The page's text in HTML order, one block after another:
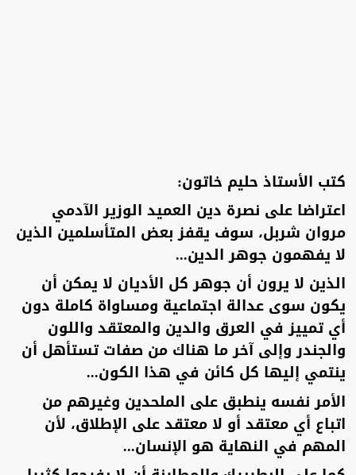
كتب الأستاذ حليم خاتون:
اعتراضا على نصرة دين العميد الوزير الآدمي
مروان شربل، سوف يقفز بعض المتأسلمين الذين
لا يفهمون جوهر الدين...
الذين لا يرون أن جوهر كل الأديان لا يمكن أن
يكون سوى عدالة اجتماعية ومساواة كاملة دون
أي تمييز في العرق والدين والمعتقد واللون
والجندر وإلى آخر ما هناك من صفات تستأهل أن
ينتمي إليها كل كائن في هذا الكون...
الأمر نفسه ينطبق على الملحدين وغيرهم من
اتباع أي معتقد أو لا معتقد على الإطلاق، لأن
المهم في النهاية هو الإنسان...